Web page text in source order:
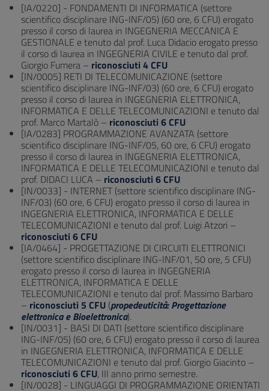
[IA/0220] - FONDAMENTI DI INFORMATICA (settore
scientifico disciplinare ING-INF/05) (60 ore, 6 CFU) erogato
presso il corso di laurea in INGEGNERIA MECCANICA E
GESTIONALE e tenuto dal prof. Luca Didacio erogato presso
il corso di laurea in INGEGNERIA CIVILE e tenuto dal prof.
Giorgio Fumera – riconosciuti 4 CFU
[IN/0005] RETI DI TELECOMUNICAZIONE (settore
scientifico disciplinare ING-INF/03) (60 ore, 6 CFU) erogato
presso il corso di laurea in INGEGNERIA ELETTRONICA,
INFORMATICA E DELLE TELECOMUNICAZIONI e tenuto dal
prof. Marco Martalò – riconosciuti 6 CFU
[IA/0283] PROGRAMMAZIONE AVANZATA (settore
scientifico disciplinare ING-INF/05, 60 ore, 6 CFU) erogato
presso il corso di laurea in INGEGNERIA ELETTRONICA,
INFORMATICA E DELLE TELECOMUNICAZIONI e tenuto dal
prof. DIDACI LUCA – riconosciuti 6 CFU
[IN/0033] - INTERNET (settore scientifico disciplinare ING-
INF/03) (60 ore, 6 CFU) erogato presso il corso di laurea in
INGEGNERIA ELETTRONICA, INFORMATICA E DELLE
TELECOMUNICAZIONI e tenuto dal prof. Luigi Atzori –
riconosciuti 6 CFU
[IA/0464] - PROGETTAZIONE DI CIRCUITI ELETTRONICI
(settore scientifico disciplinare ING-INF/01, 50 ore, 5 CFU)
erogato presso il corso di laurea in INGEGNERIA
ELETTRONICA, INFORMATICA E DELLE
TELECOMUNICAZIONI e tenuto dal prof. Massimo Barbaro
– riconosciuti 5 CFU (propedeuticità: Progettazione
elettronica e Bioelettronica).
[IN/0031] - BASI DI DATI (settore scientifico disciplinare
ING-INF/05) (60 ore, 6 CFU) erogato presso il corso di laurea
in INGEGNERIA ELETTRONICA, INFORMATICA E DELLE
TELECOMUNICAZIONI e tenuto dal prof. Giorgio Giacinto –
riconosciuti 6 CFU, III anno primo semestre.
[IN/0028] - LINGUAGGI DI PROGRAMMAZIONE ORIENTATI